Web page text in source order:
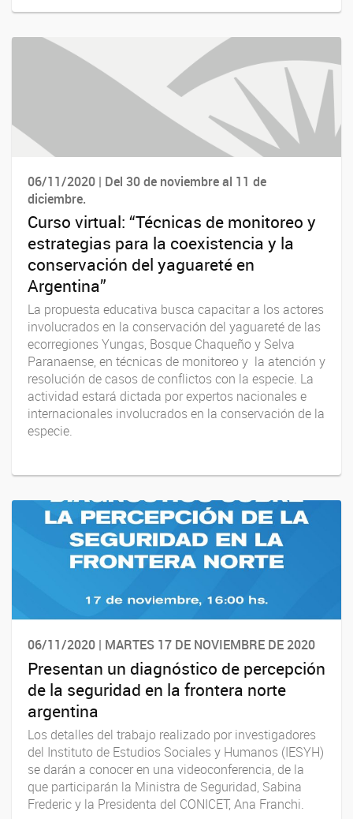
06/11/2020 | Del 30 de noviembre al 11 de
diciembre.
Curso virtual: “Técnicas de monitoreo y
estrategias para la coexistencia y la
conservación del yaguareté en
Argentina”
La propuesta educativa busca capacitar a los actores
involucrados en la conservación del yaguareté de las
ecorregiones Yungas, Bosque Chaqueño y Selva
Paranaense, en técnicas de monitoreo y la atención y
resolución de casos de conflictos con la especie. La
actividad estará dictada por expertos nacionales e
internacionales involucrados en la conservación de la
especie.
06/11/2020 | MARTES 17 DE NOVIEMBRE DE 2020
Presentan un diagnóstico de percepción
de la seguridad en la frontera norte
argentina
Los detalles del trabajo realizado por investigadores
del Instituto de Estudios Sociales y Humanos (IESYH)
se darán a conocer en una videoconferencia, de la
que participarán la Ministra de Seguridad, Sabina
Frederic y la Presidenta del CONICET, Ana Franchi.